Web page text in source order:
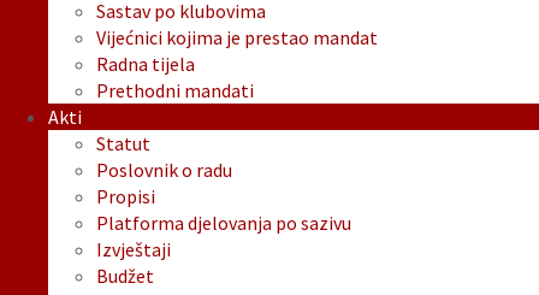
Sastav po klubovima
Vijećnici kojima je prestao mandat
Radna tijela
Prethodni mandati
Akti
Statut
Poslovnik o radu
Propisi
Platforma djelovanja po sazivu
Izvještaji
Budžet